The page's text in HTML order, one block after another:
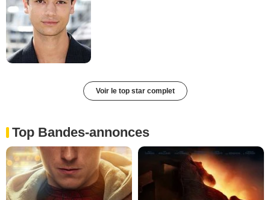
Voir le top star complet
Top Bandes-annonces